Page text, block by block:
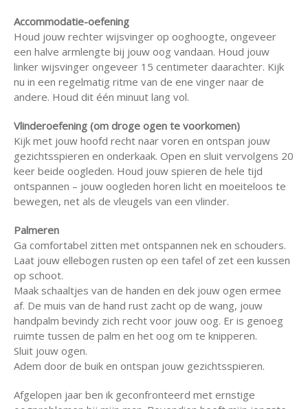
Accommodatie-oefening
Houd jouw rechter wijsvinger op ooghoogte, ongeveer
een halve armlengte bij jouw oog vandaan. Houd jouw
linker wijsvinger ongeveer 15 centimeter daarachter. Kijk
nu in een regelmatig ritme van de ene vinger naar de
andere. Houd dit één minuut lang vol.
Vlinderoefening (om droge ogen te voorkomen)
Kijk met jouw hoofd recht naar voren en ontspan jouw
gezichtsspieren en onderkaak. Open en sluit vervolgens 20
keer beide oogleden. Houd jouw spieren de hele tijd
ontspannen – jouw oogleden horen licht en moeiteloos te
bewegen, net als de vleugels van een vlinder.
Palmeren
Ga comfortabel zitten met ontspannen nek en schouders.
Laat jouw ellebogen rusten op een tafel of zet een kussen
op schoot.
Maak schaaltjes van de handen en dek jouw ogen ermee
af. De muis van de hand rust zacht op de wang, jouw
handpalm bevindy zich recht voor jouw oog. Er is genoeg
ruimte tussen de palm en het oog om te knipperen.
Sluit jouw ogen.
Adem door de buik en ontspan jouw gezichtsspieren.
Afgelopen jaar ben ik geconfronteerd met ernstige